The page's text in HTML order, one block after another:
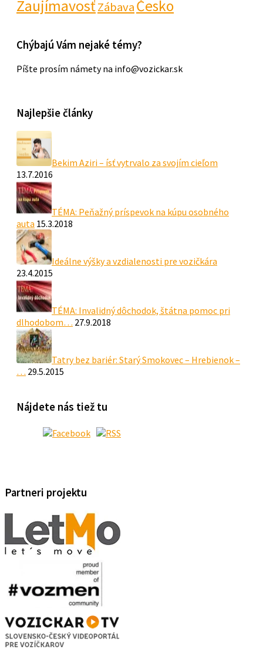
ZaujímavosťZábavaČesko
Chýbajú Vám nejaké témy?
Píšte prosím námety na info@vozickar.sk
Najlepšie články
Bekim Aziri – ísť vytrvalo za svojím cieľom
13.7.2016
TÉMA: Peňažný príspevok na kúpu osobného
auta 15.3.2018
Ideálne výšky a vzdialenosti pre vozičkára
23.4.2015
TÉMA: Invalidný dôchodok, štátna pomoc pri
dlhodobom… 27.9.2018
Tatry bez bariér: Starý Smokovec – Hrebienok –
… 29.5.2015
Nájdete nás tiež tu
Partneri projektu